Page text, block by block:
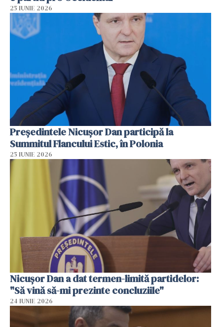
25 IUNIE 2026
Preşedintele Nicuşor Dan participă la
Summitul Flancului Estic, în Polonia
25 IUNIE 2026
Nicușor Dan a dat termen-limită partidelor:
"Să vină să-mi prezinte concluziile"
24 IUNIE 2026